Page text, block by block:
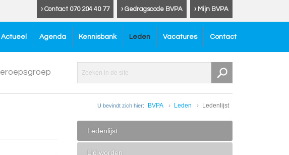
› Mijn BVPA
› Gedragscode BVPA
› Contact 070 204 40 77
Actueel Agenda Kennisbank Leden Vacatures Contact
U bevindt zich hier: BVPA Leden Ledenlijst
Ledenlijst
Lid worden